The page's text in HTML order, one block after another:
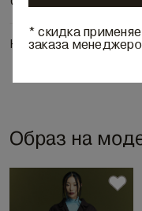
Наличие в бутиках
Образ на
* скидка
заказа